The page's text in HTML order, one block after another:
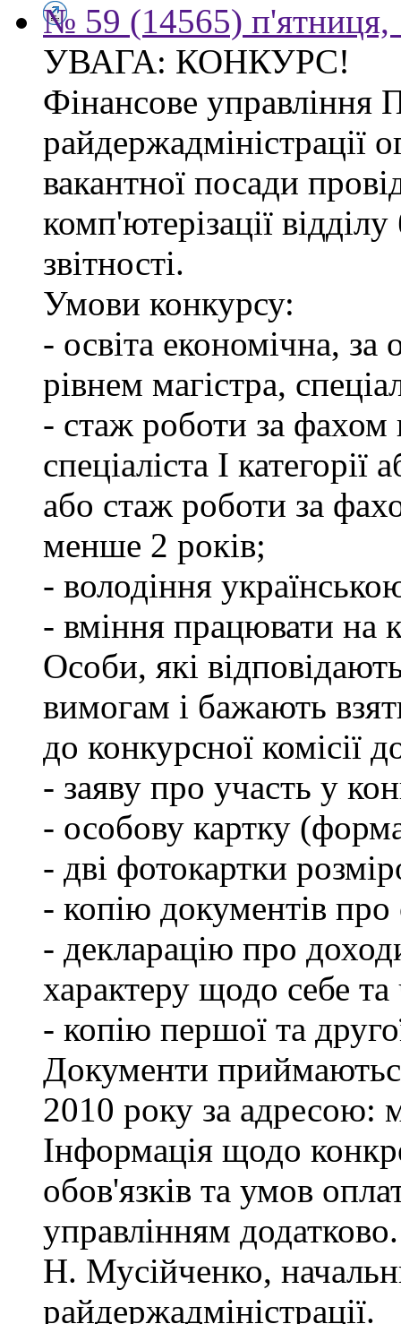
№ 59 (14565) п'ятниця,
УВАГА: КОНКУРС!
Фінансове управління
райдержадміністрації
вакантної посади
комп'ютерізації
звітності.
Умови конкурсу:
- освіта економічна, за
рівнем магістра,
- стаж роботи за фахом
спеціаліста І
або стаж роботи за
менше 2 років;
- володіння
- вміння працювати на
Особи, які
вимогам і бажають
до конкурсної комісії
- заяву про участь у
- особову картку
- дві фотокартки
- копію документів про
- декларацію про
характеру щодо себе та
- копію першої та
Документи
2010 року за адресою:
Інформація щодо
обов'язків та умов
управлінням додатково.
Н. Мусійченко,
райдержадміністрації.